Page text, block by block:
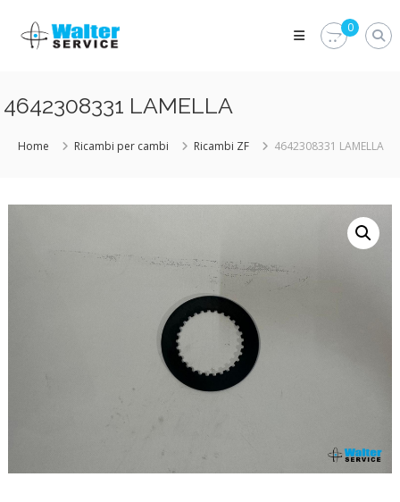
content
Walter
Service
parti
del
alla
0
4642308331 LAMELLA
Home Ricambi per cambi Ricambi ZF 4642308331 LAMELLA